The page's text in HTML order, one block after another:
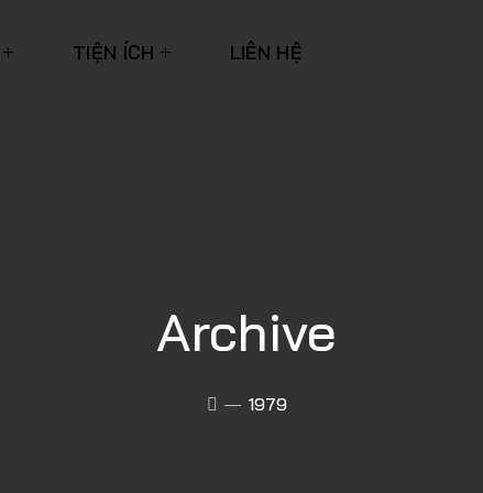
TIỆN ÍCH LIÊN HỆ
Archive
1979